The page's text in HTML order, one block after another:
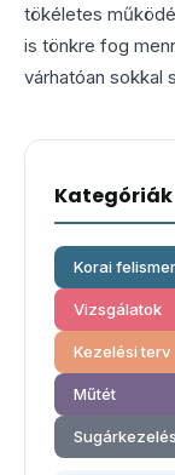
tökéletes
is tönkre fog
várhatóan sokkal
Kategóriák
Korai
Vizsgálatok
Kezelési terv
Műtét
Sugárkezelés